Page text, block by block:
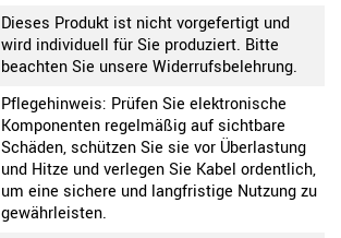
Dieses Produkt ist nicht vorgefertigt und
wird individuell für Sie produziert. Bitte
beachten Sie unsere Widerrufsbelehrung.
Pflegehinweis: Prüfen Sie elektronische
Komponenten regelmäßig auf sichtbare
Schäden, schützen Sie sie vor Überlastung
und Hitze und verlegen Sie Kabel ordentlich,
um eine sichere und langfristige Nutzung zu
gewährleisten.